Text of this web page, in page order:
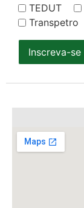
TEDUT
Transpetro
Inscreva-se